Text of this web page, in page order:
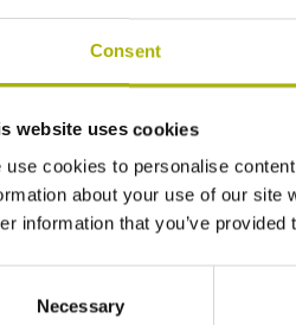
Consent
website uses cookies
use cookies to personalise
about your use of our site
information that you’ve
Necessary
ーダは、調整、監視、診断に必
の操作の中で迅速かつ簡単に使
診断機器PWM 21により、機械
、幅広い情報を表示・評価する
調整用の検査機器、PWM 21は